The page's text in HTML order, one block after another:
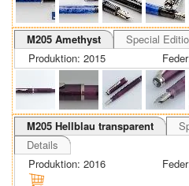
M205 Amethyst Special
Produktion: 2015
M205 Hellblau transparent
Details
Produktion: 2016